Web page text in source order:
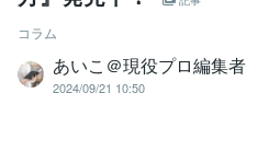
コラム
あいこ＠現役プロ編集者
2024/09/21 10:50